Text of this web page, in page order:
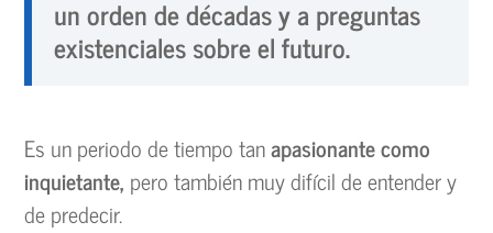
un orden de décadas y a preguntas
existenciales sobre el futuro.
Es un periodo de tiempo tanapasionante como
inquietante, pero también muy difícil de entender y
de predecir.